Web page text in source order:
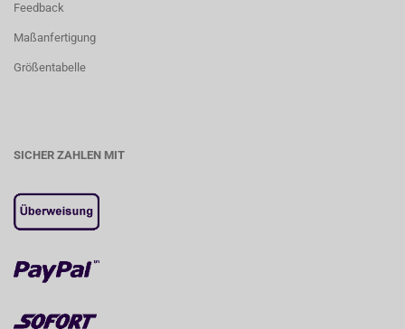
Feedback
Maßanfertigung
Größentabelle
SICHER ZAHLEN MIT